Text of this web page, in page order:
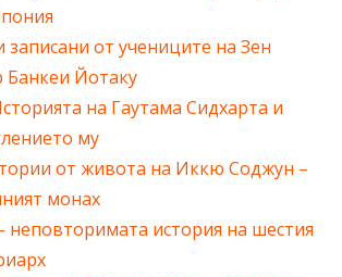
записани от учениците на Зен
Банкеи Йотаку
на Гаутама Сидхарта и
му
от живота на Иккю Соджун –
монах
неповторимата история на шестия